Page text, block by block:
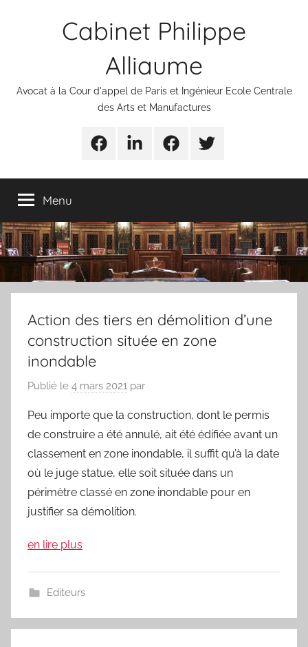
Cabinet Philippe
Alliaume
Avocat à la Cour d'appel de Paris et Ingénieur Ecole Centrale
des Arts et Manufactures
UrgencesLinkedinFacebookTwitter
Menu
Action des tiers en démolition d’une
construction située en zone
inondable
Publié le 4 mars 2021 par
Peu importe que la construction, dont le permis
de construire a été annulé, ait été édifiée avant un
classement en zone inondable, il suffit qu’à la date
où le juge statue, elle soit située dans un
périmètre classé en zone inondable pour en
justifier sa démolition.
en lire plus
Editeurs